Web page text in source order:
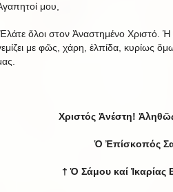
μου,
ὅλοι στον Ἀναστημένο Χριστό.
με φῶς, χάρη, ἐλπίδα, κυρίως
Χριστός Ἀνέστη!
Ὁ Ἐπίσκοπός
† Ὁ Σάμου καί Ἰκαρίας